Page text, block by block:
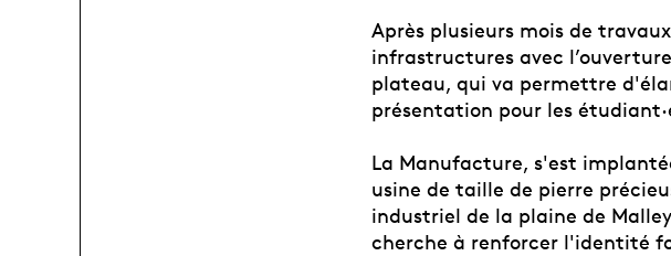
Après plusieurs mois de
infrastructures avec
plateau, qui va permettre
présentation pour les
La Manufacture, s'est
usine de taille de pierre
industriel de la plaine de
cherche à renforcer l'identité